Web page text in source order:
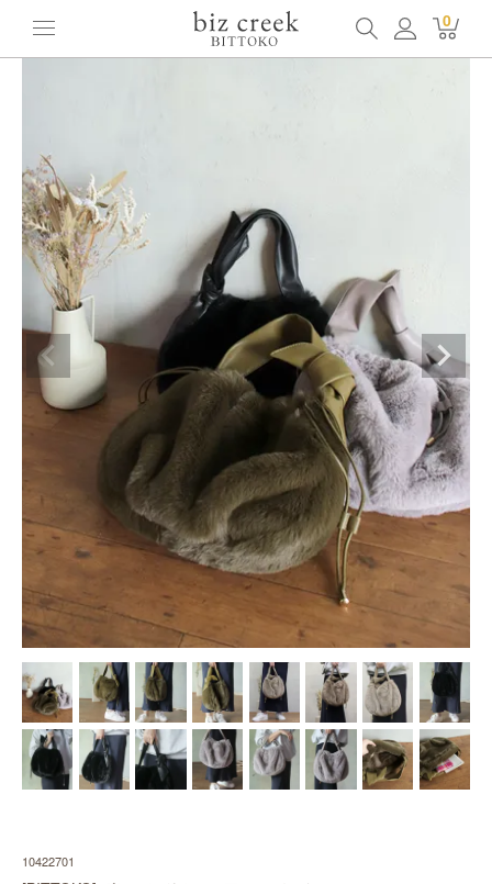
0
その他 [BITTOKO] ボンハンドルエコファーバック
10422701